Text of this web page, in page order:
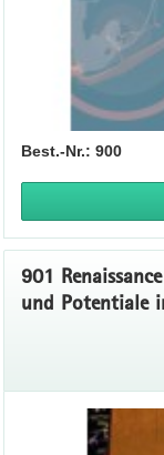
Best.-Nr.: 900
901
und Potentiale